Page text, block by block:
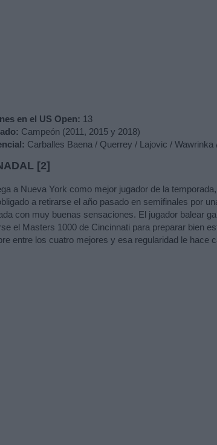
en el US Open: 13
Campeón (2011, 2015 y 2018)
Carballes Baena / Querrey / Lajovic /
[2]
a Nueva York como mejor jugador de la
a retirarse el año pasado en semifinales por
con muy buenas sensaciones. El jugador balear
el Masters 1000 de Cincinnati para preparar bien
entre los cuatro mejores y esa regularidad le hace